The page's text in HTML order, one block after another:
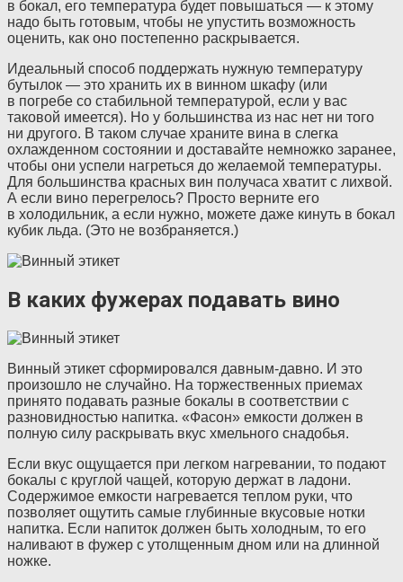
в бокал, его температура будет повышаться — к этому
надо быть готовым, чтобы не упустить возможность
оценить, как оно постепенно раскрывается.
Идеальный способ поддержать нужную температуру
бутылок — это хранить их в винном шкафу (или
в погребе со стабильной температурой, если у вас
таковой имеется). Но у большинства из нас нет ни того
ни другого. В таком случае храните вина в слегка
охлажденном состоянии и доставайте немножко заранее,
чтобы они успели нагреться до желаемой температуры.
Для большинства красных вин получаса хватит с лихвой.
А если вино перегрелось? Просто верните его
в холодильник, а если нужно, можете даже кинуть в бокал
кубик льда. (Это не возбраняется.)
В каких фужерах подавать вино
Винный этикет сформировался давным-давно. И это
произошло не случайно. На торжественных приемах
принято подавать разные бокалы в соответствии с
разновидностью напитка. «Фасон» емкости должен в
полную силу раскрывать вкус хмельного снадобья.
Если вкус ощущается при легком нагревании, то подают
бокалы с круглой чащей, которую держат в ладони.
Содержимое емкости нагревается теплом руки, что
позволяет ощутить самые глубинные вкусовые нотки
напитка. Если напиток должен быть холодным, то его
наливают в фужер с утолщенным дном или на длинной
ножке.